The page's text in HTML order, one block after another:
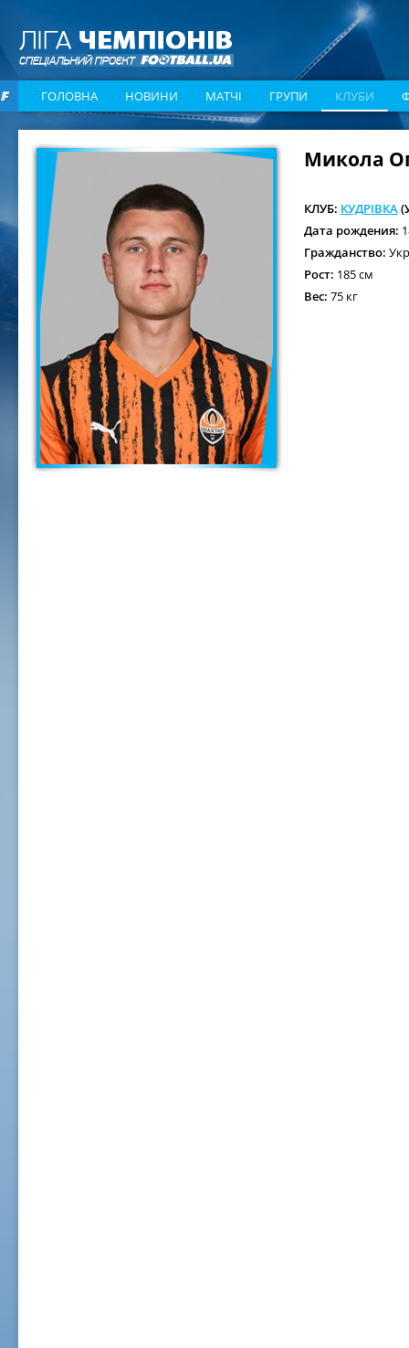
ГОЛОВНА НОВИНИ МАТЧІ ГРУПИ КЛУБИ
Микола
КЛУБ: КУДРІВКА
Дата рождения:
Гражданство:
Рост: 185 см
Вес: 75 кг